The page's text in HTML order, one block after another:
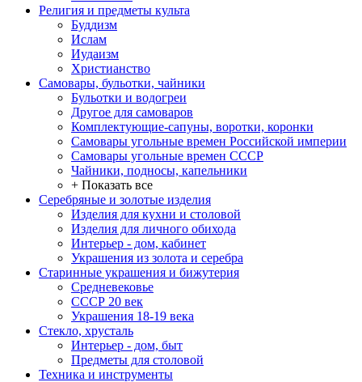
Религия и предметы культа
Буддизм
Ислам
Иудаизм
Христианство
Самовары, бульотки, чайники
Бульотки и водогреи
Другое для самоваров
Комплектующие-сапуны, воротки, коронки
Самовары угольные времен Российской империи
Самовары угольные времен СССР
Чайники, подносы, капельники
+ Показать все
Серебряные и золотые изделия
Изделия для кухни и столовой
Изделия для личного обихода
Интерьер - дом, кабинет
Украшения из золота и серебра
Старинные украшения и бижутерия
Средневековье
СССР 20 век
Украшения 18-19 века
Стекло, хрусталь
Интерьер - дом, быт
Предметы для столовой
Техника и инструменты